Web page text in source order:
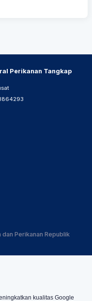
Perikanan Tangkap
Perikanan Republik
kualitas Google